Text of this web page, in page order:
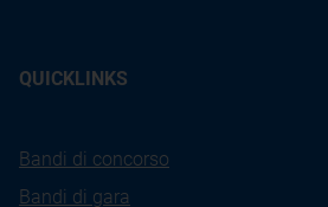
QUICKLINKS
Bandi di concorso
Bandi di gara